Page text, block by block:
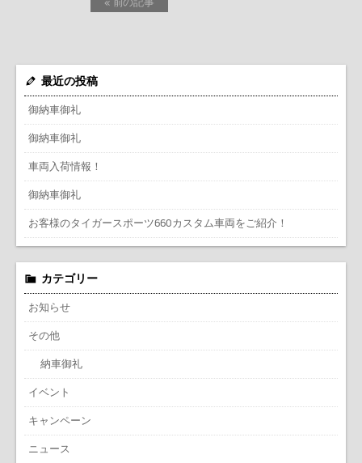
最近の投稿
御納車御礼
御納車御礼
車両入荷情報！
御納車御礼
お客様のタイガースポーツ660カスタム車両をご紹介！
カテゴリー
お知らせ
その他
納車御礼
イベント
キャンペーン
ニュース